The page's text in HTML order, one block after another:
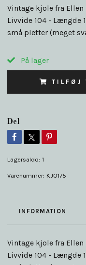
Vintage kjole fra Ellen
Livvide 104 - Længde
små pletter (meget
På lager
TILFØJ
Del
Lagersaldo: 1
Varenummer: KJO175
INFORMATION
Vintage kjole fra Ellen
Livvide 104 - Længde